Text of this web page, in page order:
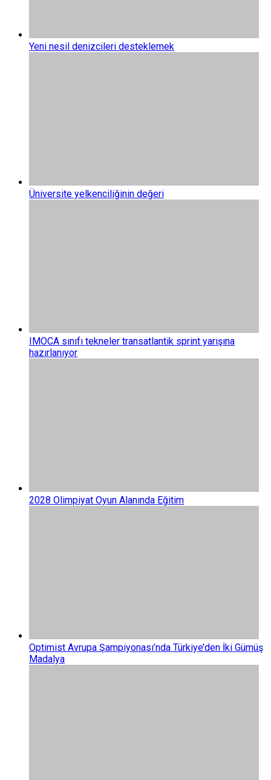
Yeni nesil denizcileri desteklemek
Üniversite yelkenciliğinin değeri
IMOCA sınıfı tekneler transatlantik sprint yarışına
hazırlanıyor
2028 Olimpiyat Oyun Alanında Eğitim
Optimist Avrupa Şampiyonası’nda Türkiye’den İki Gümüş
Madalya